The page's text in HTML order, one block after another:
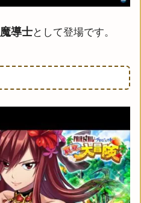
魔導士として登場です。